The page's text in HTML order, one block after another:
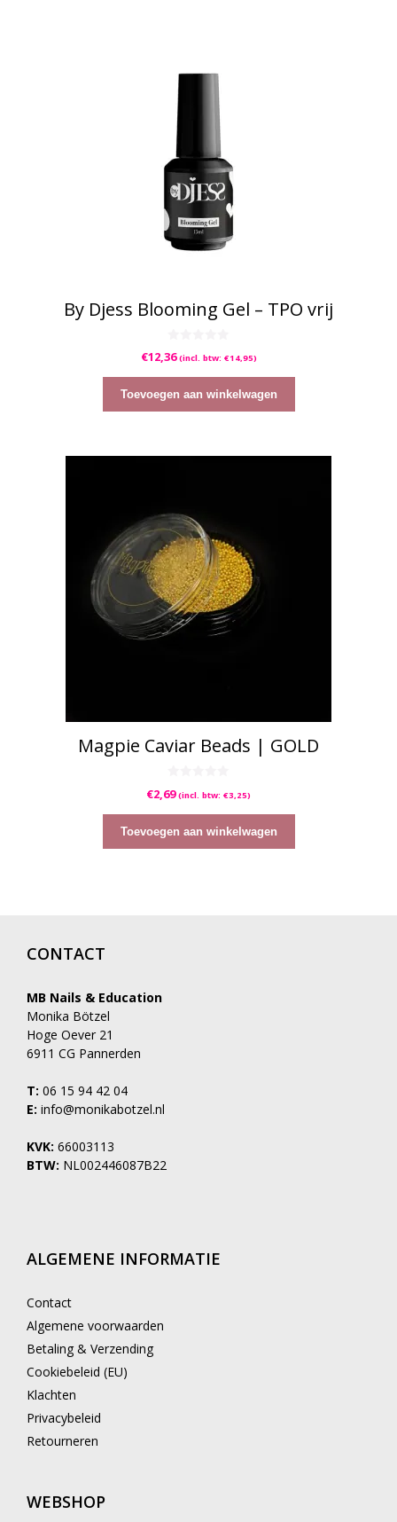
By Djess Blooming Gel – TPO vrij
0
v
5
€12,36 (incl. btw: €14,95)
Toevoegen aan winkelwagen
Magpie Caviar Beads | GOLD
0
v
5
€2,69 (incl. btw: €3,25)
Toevoegen aan winkelwagen
CONTACT
MB Nails & Education
Monika Bötzel
Hoge Oever 21
6911 CG Pannerden
T: 06 15 94 42 04
E: info@monikabotzel.nl
KVK: 66003113
BTW: NL002446087B22
ALGEMENE INFORMATIE
Contact
Algemene voorwaarden
Betaling & Verzending
Cookiebeleid (EU)
Klachten
Privacybeleid
Retourneren
WEBSHOP